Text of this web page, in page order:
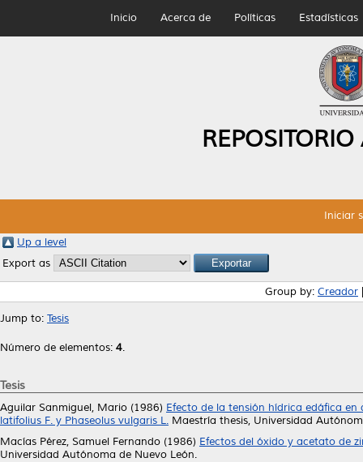
Inicio Acerca de Políticas Estadísticas
Iniciar
Up a level
Export as
Group by: Creador
Jump to: Tesis
Número de elementos: 4.
Tesis
Aguilar Sanmiguel, Mario (1986) Efecto de la tensión hídrica edáfica en
latifolius F. y Phaseolus vulgaris L. Maestría thesis, Universidad
Macías Pérez, Samuel Fernando (1986) Efectos del óxido y acetato de
Universidad Autónoma de Nuevo León.